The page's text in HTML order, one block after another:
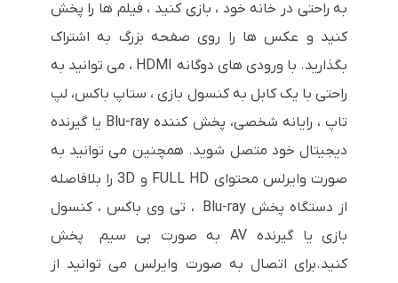
به راحتی در خانه خود ، بازی کنید ، فیلم ها را پخش
کنید و عکس ها را روی صفحه بزرگ به اشتراک
بگذارید. با ورودی های دوگانه HDMI ، می توانید به
راحتی با یک کابل به کنسول بازی ، ستاپ باکس، لپ
تاپ ، رایانه شخصی، پخش کننده Blu-ray یا گیرنده
دیجیتال خود متصل شوید. همچنین می توانید به
صورت وایرلس محتوای FULL HD و 3D را بلافاصله
از دستگاه پخش Blu-ray ، تی وی باکس ، کنسول
بازی یا گیرنده AV به صورت بی سیم پخش
کنید.برای اتصال به صورت وایرلس می توانید از